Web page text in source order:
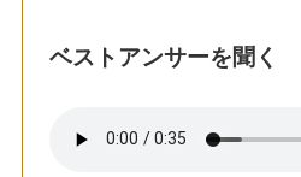
ベストアンサーを聞く